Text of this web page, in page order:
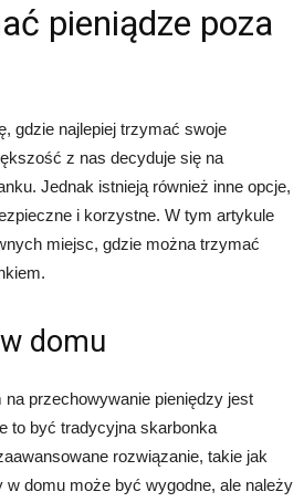
pieniądze poza
gdzie najlepiej trzymać swoje
z nas decyduje się na
Jednak istnieją również inne opcje,
i korzystne. W tym artykule
miejsc, gdzie można trzymać
domu
przechowywanie pieniędzy jest
to być tradycyjna skarbonka
rozwiązanie, takie jak
w domu może być wygodne, ale należy